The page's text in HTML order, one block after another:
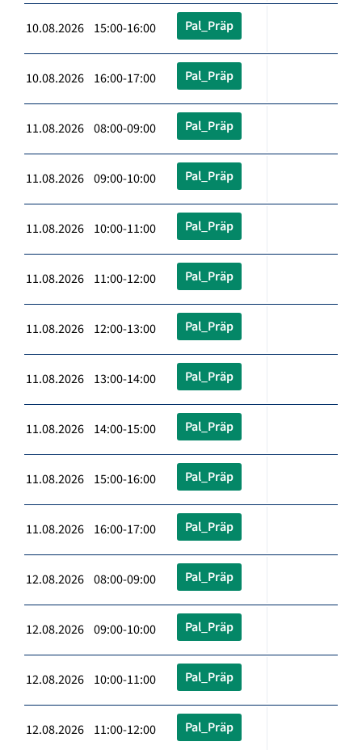
10.08.2026 15:00-16:00 Pal_Präp
10.08.2026 16:00-17:00 Pal_Präp
11.08.2026 08:00-09:00 Pal_Präp
11.08.2026 09:00-10:00 Pal_Präp
11.08.2026 10:00-11:00 Pal_Präp
11.08.2026 11:00-12:00 Pal_Präp
11.08.2026 12:00-13:00 Pal_Präp
11.08.2026 13:00-14:00 Pal_Präp
11.08.2026 14:00-15:00 Pal_Präp
11.08.2026 15:00-16:00 Pal_Präp
11.08.2026 16:00-17:00 Pal_Präp
12.08.2026 08:00-09:00 Pal_Präp
12.08.2026 09:00-10:00 Pal_Präp
12.08.2026 10:00-11:00 Pal_Präp
12.08.2026 11:00-12:00 Pal_Präp